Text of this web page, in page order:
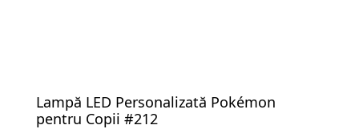
Lampă LED Personalizată Pokémon
pentru Copii #212